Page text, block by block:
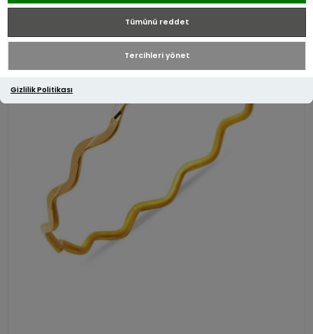
Tümünü reddet
Tercihleri yönet
Gizlilik Politikası